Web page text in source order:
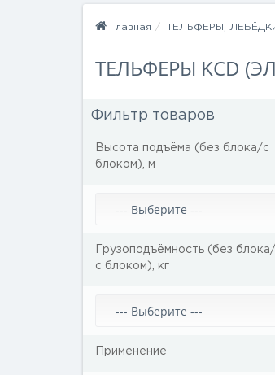
Главная ТЕЛЬФЕРЫ,
ТЕЛЬФЕРЫ KCD
Фильтр товаров
Высота подъёма (без блока/с
блоком), м
Грузоподъёмность (без блока/
с блоком), кг
Применение